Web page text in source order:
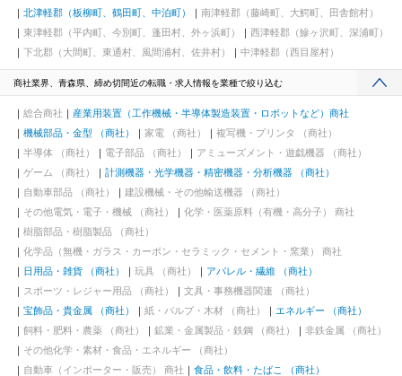
北津軽郡（板柳町、鶴田町、中泊町）
南津軽郡（藤崎町、大鰐町、田舎館村）
東津軽郡（平内町、今別町、蓬田村、外ヶ浜町）
西津軽郡（鰺ヶ沢町、深浦町）
下北郡（大間町、東通村、風間浦村、佐井村）
中津軽郡（西目屋村）
商社業界、青森県、締め切間近の転職・求人情報を業種で絞り込む
総合商社
産業用装置（工作機械・半導体製造装置・ロボットなど）商社
機械部品・金型 （商社）
家電 （商社）
複写機・プリンタ （商社）
半導体 （商社）
電子部品 （商社）
アミューズメント・遊戯機器 （商社）
ゲーム （商社）
計測機器・光学機器・精密機器・分析機器 （商社）
自動車部品 （商社）
建設機械・その他輸送機器 （商社）
その他電気・電子・機械 （商社）
化学・医薬原料（有機・高分子） 商社
樹脂部品・樹脂製品 （商社）
化学品（無機・ガラス・カーボン・セラミック・セメント・窯業） 商社
日用品・雑貨 （商社）
玩具 （商社）
アパレル・繊維 （商社）
スポーツ・レジャー用品 （商社）
文具・事務機器関連 （商社）
宝飾品・貴金属 （商社）
紙・パルプ・木材 （商社）
エネルギー （商社）
飼料・肥料・農薬 （商社）
鉱業・金属製品・鉄鋼 （商社）
非鉄金属 （商社）
その他化学・素材・食品・エネルギー （商社）
自動車（インポーター・販売） 商社
食品・飲料・たばこ （商社）